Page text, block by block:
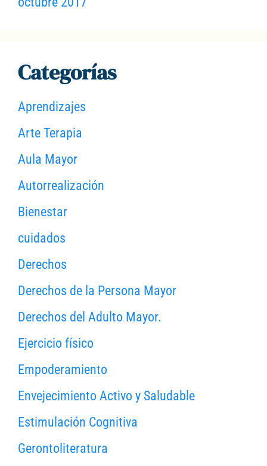
Categorías
Aprendizajes
Arte Terapia
Aula Mayor
Autorrealización
Bienestar
cuidados
Derechos
Derechos de la Persona Mayor
Derechos del Adulto Mayor.
Ejercicio físico
Empoderamiento
Envejecimiento Activo y Saludable
Estimulación Cognitiva
Gerontoliteratura